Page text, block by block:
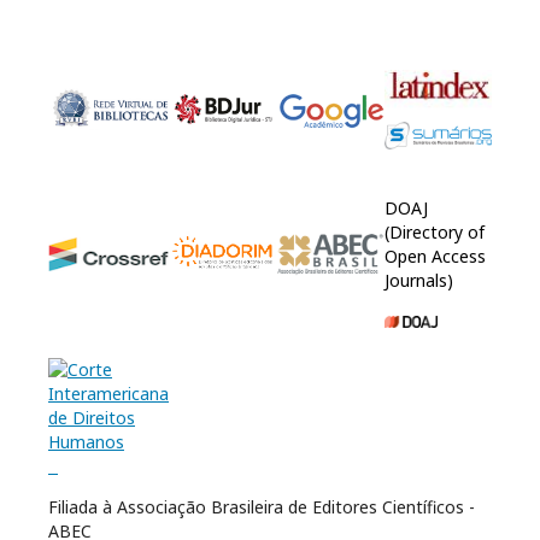
DOAJ
(Directory of
Open Access
Journals)
Filiada à Associação Brasileira de Editores Científicos -
ABEC